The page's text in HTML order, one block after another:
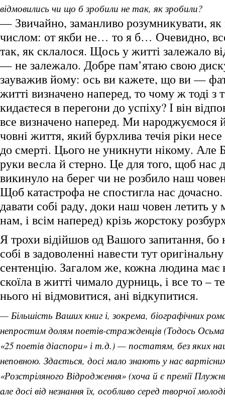
відмовились чи що б зробили не так, як зробили?
— Звичайно, заманливо розумникувати, як
числом: от якби не… то я б… Очевидно,
так, як склалося. Щось у житті залежало
— не залежало. Добре пам’ятаю свою
зауважив йому: ось ви кажете, що ви —
житті визначено наперед, то чому ж тоді з
кидаєтеся в перегони до успіху? І він
все визначено наперед. Ми народжуємося
човні життя, який бурхлива течія ріки
до смерті. Цього не уникнути нікому. Але
руки весла й стерно. Це для того, щоб нас
викинуло на берег чи не розбило наш
Щоб катастрофа не спостигла нас
давати собі раду, доки наш човен летить у
нам, і всім наперед) крізь жорстоку
Я трохи відійшов од Вашого запитання, бо
собі в задоволенні навести тут
сентенцію. Загалом же, кожна людина має
скоїла в житті чимало дурниць, і все то –
нього ні відмовитися, ані відкупитися.
— Більшість Ваших книг і, зокрема, біографічних
непростим долям поетів-стражденців (Тодось
«25 поетів діаспори» і т.д.) — постатям, без яких
неповною. Здається, досі мало знають у нас
«Розстріляного Відродження» (хоча й є премії
але досі від незнання їх, особливо серед творчої